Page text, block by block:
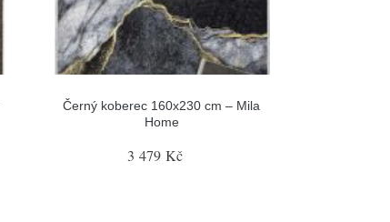
Černý koberec 160x230 cm – Mila
Home
3 479 Kč